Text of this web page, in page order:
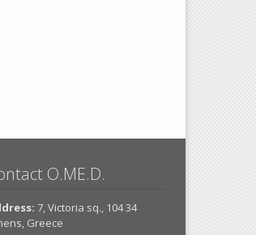
O.ME.D.
7, Victoria sq., 104 34
Greece